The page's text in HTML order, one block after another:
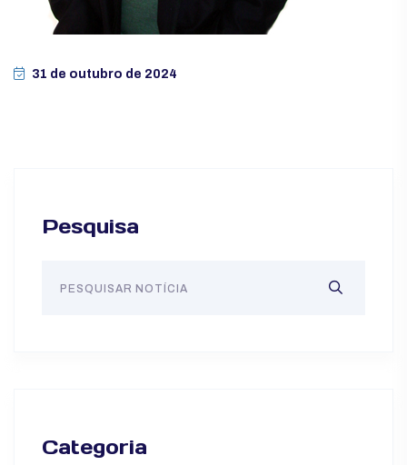
31 de outubro de 2024
Pesquisa
Categoria